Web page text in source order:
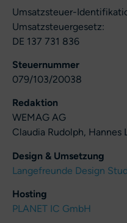
Umsatzsteuer-
Umsatzsteuergesetz:
DE 137 731 836
Steuernummer
079/103/20038
Redaktion
WEMAG AG
Claudia Rudolph, Hannes
Design & Umsetzung
Langefreunde Design
Hosting
PLANET IC GmbH